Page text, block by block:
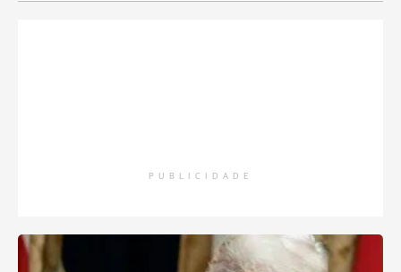
PUBLICIDADE